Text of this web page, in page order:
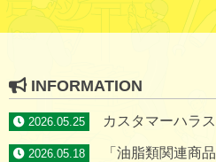
INFORMATION
2026.05.25 カスタマーハラ
2026.05.18
「油脂類関連商